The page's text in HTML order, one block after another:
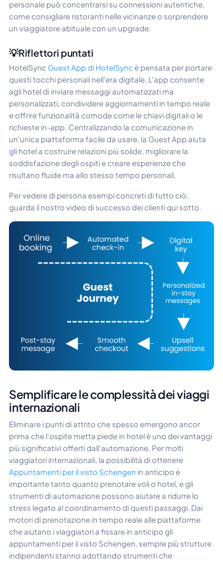
personale può concentrarsi su connessioni autentiche,
come consigliare ristoranti nelle vicinanze o sorprendere
un viaggiatore abituale con un upgrade.
💡Riflettori puntati
HotelSync Guest App di HotelSync è pensata per portare
questi tocchi personali nell'era digitale. L'app consente
agli hotel di inviare messaggi automatizzati ma
personalizzati, condividere aggiornamenti in tempo reale
e offrire funzionalità comode come le chiavi digitali o le
richieste in-app. Centralizzando la comunicazione in
un'unica piattaforma facile da usare, la Guest App aiuta
gli hotel a costruire relazioni più solide, migliorare la
soddisfazione degli ospiti e creare esperienze che
risultano fluide ma allo stesso tempo personali.
Per vedere di persona esempi concreti di tutto ciò,
guarda il nostro video di successo dei clienti qui sotto.
Semplificare le complessità dei viaggi
internazionali
Eliminare i punti di attrito che spesso emergono ancor
prima che l'ospite metta piede in hotel è uno dei vantaggi
più significativi offerti dall'automazione. Per molti
viaggiatori internazionali, la possibilità di ottenere
Appuntamenti per il visto Schengen in anticipo è
importante tanto quanto prenotare voli o hotel, e gli
strumenti di automazione possono aiutare a ridurre lo
stress legato al coordinamento di questi passaggi. Dai
motori di prenotazione in tempo reale alle piattaforme
che aiutano i viaggiatori a fissare in anticipo gli
appuntamenti per il visto Schengen, sempre più strutture
indipendenti stanno adottando strumenti che